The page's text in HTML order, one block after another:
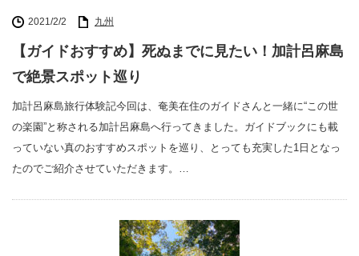
2021/2/2 九州
【ガイドおすすめ】死ぬまでに見たい！加計呂麻島
で絶景スポット巡り
加計呂麻島旅行体験記今回は、奄美在住のガイドさんと一緒に“この世
の楽園”と称される加計呂麻島へ行ってきました。ガイドブックにも載
っていない真のおすすめスポットを巡り、とっても充実した1日となっ
たのでご紹介させていただきます。…